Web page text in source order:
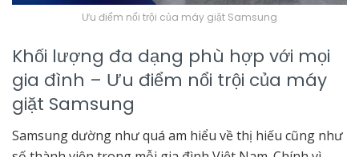
Ưu điểm nổi trội của máy giặt Samsung
Khối lượng đa dạng phù hợp với mọi
gia đình – Ưu điểm nổi trội của máy
giặt Samsung
Samsung dường như quá am hiểu về thị hiếu cũng như